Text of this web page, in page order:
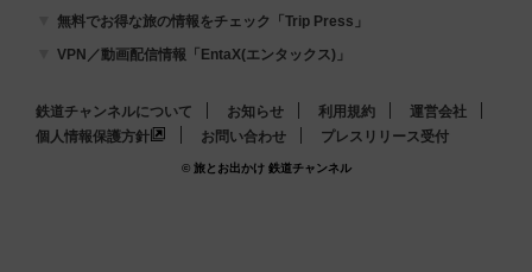
無料でお得な旅の情報をチェック「Trip Press」
VPN／動画配信情報「EntaX(エンタックス)」
鉄道チャンネルについて お知らせ 利用規約
運営会社
個人情報保護方針
お問い合わせ プレスリリース受付
© 旅とお出かけ 鉄道チャンネル